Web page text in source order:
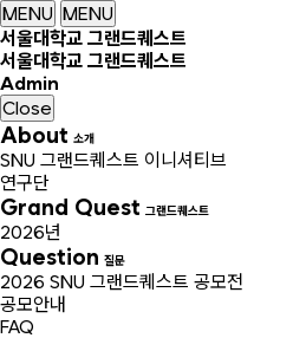
MENU MENU
서울대학교 그랜드퀘스트
서울대학교 그랜드퀘스트
Admin
Close
About 소개
SNU 그랜드퀘스트 이니셔티브
연구단
Grand Quest 그랜드퀘스트
2026년
Question 질문
2026 SNU 그랜드퀘스트 공모전
공모안내
FAQ